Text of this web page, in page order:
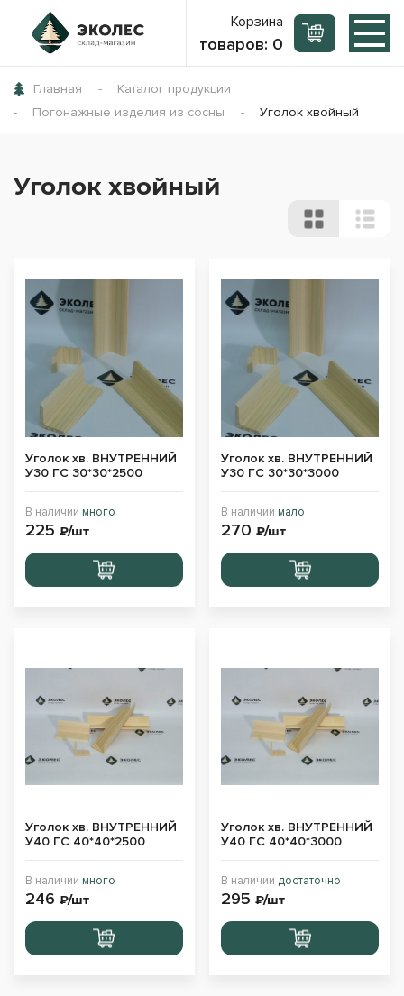
Корзина
товаров: 0
Главная
Каталог продукции
Погонажные изделия из сосны
Уголок хвойный
Уголок хвойный
Уголок хв. ВНУТРЕННИЙ
У30 ГС 30*30*2500
В наличии много
225 ₽/шт
Перейти
в корзину
Уголок хв. ВНУТРЕННИЙ
У30 ГС 30*30*3000
В наличии мало
270 ₽/шт
Перейти
в корзину
Уголок хв. ВНУТРЕННИЙ
У40 ГС 40*40*2500
В наличии много
246 ₽/шт
Перейти
в корзину
Уголок хв. ВНУТРЕННИЙ
У40 ГС 40*40*3000
В наличии достаточно
295 ₽/шт
Перейти
в корзину